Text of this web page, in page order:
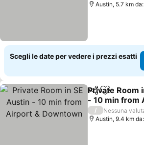
Austin, 5.7 km
Scegli le date per vedere i prezzi esatti
CondividiAggiungi
Private Room
- 10 min from
Downtown
/
Nessuna
Austin, 9.4 km